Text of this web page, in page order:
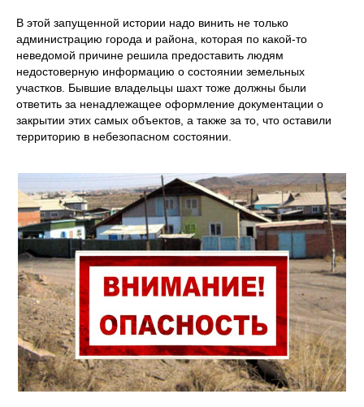
В этой запущенной истории надо винить не только
администрацию города и района, которая по какой-то
неведомой причине решила предоставить людям
недостоверную информацию о состоянии земельных
участков. Бывшие владельцы шахт тоже должны были
ответить за ненадлежащее оформление документации о
закрытии этих самых объектов, а также за то, что оставили
территорию в небезопасном состоянии.